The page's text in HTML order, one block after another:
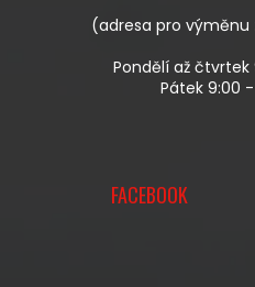
(adresa pro výměnu
Pondělí až čtvrtek
Pátek 9:00 -
FACEBOOK